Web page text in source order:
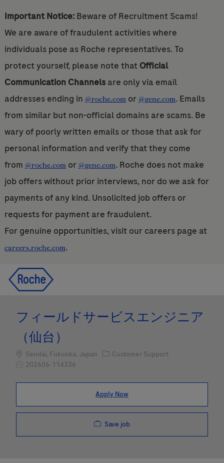
Important Notice:Beware of Recruitment Scams!
We are aware of fraudulent activities where
individuals pose as Roche representatives. To
protect yourself, please note that Official
Communication Channelsare only via email
addresses ending in @roche.comor @gene.com. Emails
from similar but non-official domains are scams. Be
wary of poorly written emails or those that ask for
personal information and verify that they come
from @roche.comor @gene.com. Roche does not make
job offers without prior interviews, nor do we ask for
payments of any kind. Unsolicited job offers or
requests for payment are fraudulent.
For genuine opportunities, visit our careers page at
careers.roche.com.
フィールドサービスエンジニア
（仙台）
Location
Sendai, Fukuoka, Japan Category
Customer Support
Job Id202606-114336
Apply Now
Save job